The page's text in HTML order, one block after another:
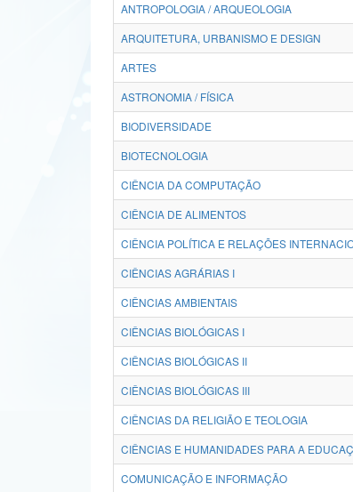
ANTROPOLOGIA / ARQUEOLOGIA
ARQUITETURA, URBANISMO E DESIGN
ARTES
ASTRONOMIA / FÍSICA
BIODIVERSIDADE
BIOTECNOLOGIA
CIÊNCIA DA COMPUTAÇÃO
CIÊNCIA DE ALIMENTOS
CIÊNCIA POLÍTICA E RELAÇÕES
CIÊNCIAS AGRÁRIAS I
CIÊNCIAS AMBIENTAIS
CIÊNCIAS BIOLÓGICAS I
CIÊNCIAS BIOLÓGICAS II
CIÊNCIAS BIOLÓGICAS III
CIÊNCIAS DA RELIGIÃO E TEOLOGIA
CIÊNCIAS E HUMANIDADES PARA A
COMUNICAÇÃO E INFORMAÇÃO